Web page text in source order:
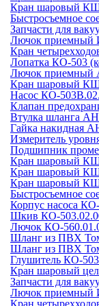
Кран шаровый
Быстросъемное
Запчасти для
Лючок приемный
Кран
Лопатка КО-503
Лючок приемный
Кран шаровый
Насос КО-
Клапан
Втулка шланга
Гайка накидная
Измеритель
Подшипник
Кран шаровый
Кран шаровый
Кран шаровый
Быстросъемное
Корпус насоса
Шкив КО-
Лючок КО-
Шланг из ПВХ
Шланг из ПВХ
Глушитель КО-
Кран шаровый
Запчасти для
Лючок приемный
Кран